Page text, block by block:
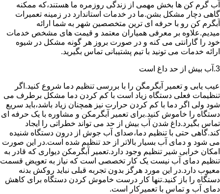
آب گرم کن ها بخش مهمی از زندگی روزمره ما هستند،که ممکنه
گاهی دچار مشکل بشن.ما در خدمات استاندارد در زمینه تعمیرات
آبگرم کن رو با حرفه ای ترین متخصصین شهر به شما ارائه
میدیم.علاوه بر معرفی همیاران معتمد و قیمت های مشخص خدمات
خود را گارانتی می کنه و در صورت بروز هر گونه مشکل در شیوه
ارائه خدمات می تونید با تیم پشتیبانی تماس بگیرید.
3.آب بیش از حد داغ است
عیب یابی و تعمیر آبگرمگن را با بررسی تنظیم دما شروع کنید.اگر
تنظیمات فعلی دستگاه زیاد است با کم کردن دما مشکل برطرف می
شود ولی اگر دما با کم کردن حرارت نیز همچنان زیاد باشد،باید سریع
دستگاه را خاموش کنید.برای تعمیر آبگرمکن و مشاوره با یک حرفه ای
تماس بگیرد.داغ شدن آب بیش از حد می تواند خطراتی را ایجاد
کند.گاهی حتی با تنظیم دما،صدای آب جوش از درون دستگاه شنیده
می شود و دمای آب بسیار بالاتر از حد تنظیم شده است.در این صورت
امکان خرابی شیر تنظیم وجود دارد.تعمیر آبگرمکن دیواری که قادر به
تنظیم دمای آب نیست یک کار تخصصی است که نیاز به تعویض قسمت
معیوب دارد.در این مورد هرگز بدون تجربه قبلی نباید روکش بدنه
دستگاه را باز کنید.تنها کار درست خاموش کردن دستگاه برای کاهش
دمای آب و تماس با تعمیرکار است.